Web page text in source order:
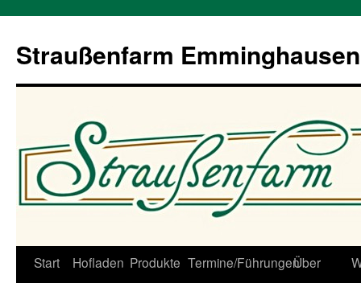
Straußenfarm Emminghausen
Zum
Start Hofladen Produkte Termine/FührungenÜber